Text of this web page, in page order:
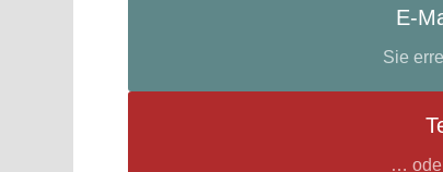
E-
Sie
…